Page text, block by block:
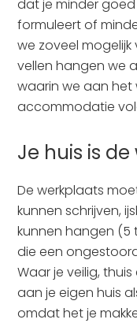
dat je minder
formuleert of
we zoveel
vellen hangen we
waarin we aan het
accommodatie
Je huis is
De werkplaats
kunnen schrijven,
kunnen hangen (5
die een
Waar je veilig,
aan je eigen huis
omdat het je